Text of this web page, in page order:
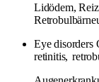
Lidödem,
Eye disorders
retinitis,